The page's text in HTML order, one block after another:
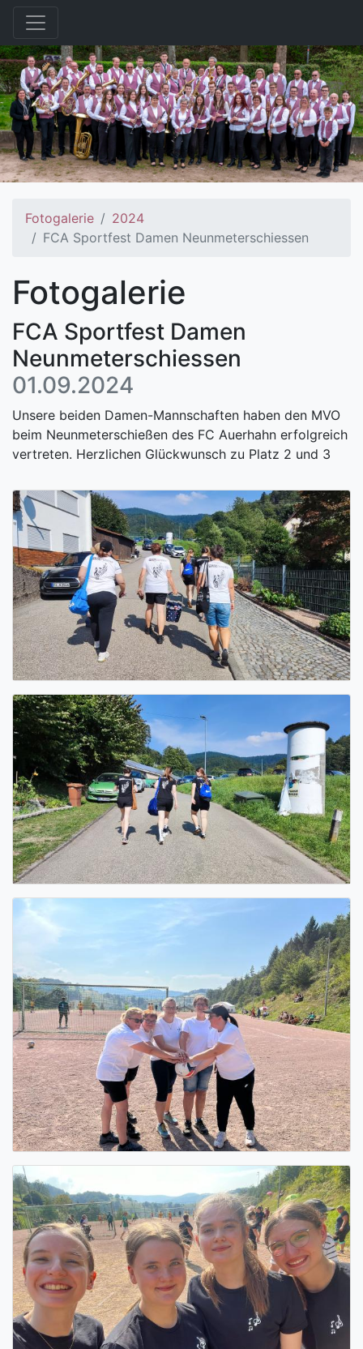
Fotogalerie
2024
FCA Sportfest Damen Neunmeterschiessen
Fotogalerie
FCA Sportfest Damen
Neunmeterschiessen
01.09.2024
Unsere beiden Damen-Mannschaften haben den MVO
beim Neunmeterschießen des FC Auerhahn erfolgreich
vertreten. Herzlichen Glückwunsch zu Platz 2 und 3